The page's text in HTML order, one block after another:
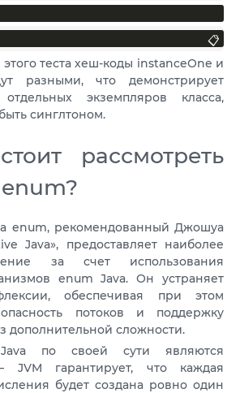
📋
теста хеш-коды instanceOne и
разными, что демонстрирует
экземпляров класса,
синглтоном.
рассмотреть
enum, рекомендованный Джошуа
Java», предоставляет наиболее
за счет использования
enum Java. Он устраняет
обеспечивая при этом
потоков и поддержку
дополнительной сложности.
по своей сути являются
JVM гарантирует, что каждая
будет создана ровно один